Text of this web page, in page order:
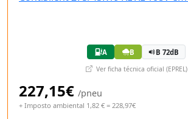
A B B 72dB
Ver ficha técnica oficial (EPREL)
227,15€ /pneu
+ Imposto ambiental 1,82 € = 228,97€